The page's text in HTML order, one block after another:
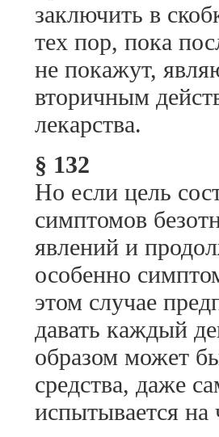
заключить в
тех пор, пока
не покажут,
вторичным
лекарства.
§ 132
Но если цель
симптомов
явлений и
особенно
этом случае
давать каждый
образом может
средства, даже
испытывается на